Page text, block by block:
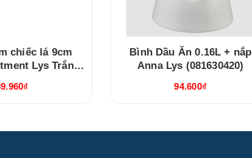
chiếc lá 9cm
Lys Trắng
Bình Dầu Ăn 0.16L + nắp
Anna Lys (081630420)
94.600₫